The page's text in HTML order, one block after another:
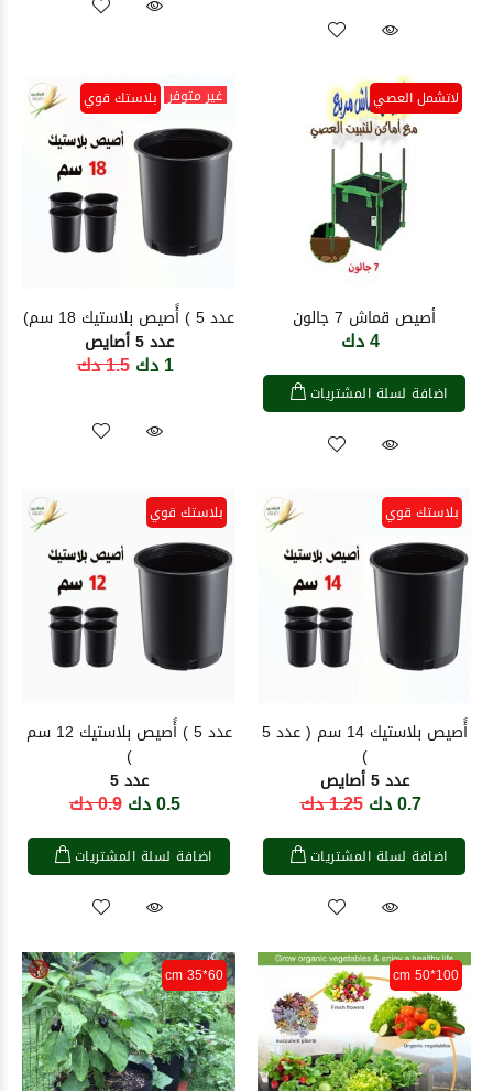
لاتشمل العصي
أصيص قماش 7 جالون
4 دك
اضافة لسلة المشتريات
غير متوفر بلاستك قوي
عدد 5 ) أًصيص بلاستيك 18 سم)
عدد 5 أصايص
1 دك 1.5 دك
بلاستك قوي
أًصيص بلاستيك 14 سم ( عدد 5
)
عدد 5 أصايص
0.7 دك 1.25 دك
اضافة لسلة المشتريات
بلاستك قوي
عدد 5 ) أًصيص بلاستيك 12 سم
)
عدد 5
0.5 دك 0.9 دك
اضافة لسلة المشتريات
100*50 cm
60*35 cm